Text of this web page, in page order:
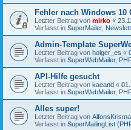
Fehler nach Windows 10
Letzter Beitrag von mirko «
Verfasst in SuperMailer,
Admin-Template
Letzter Beitrag von holger_es «
Verfasst in SuperWebMailer,
API-Hilfe gesucht
Letzter Beitrag von kaeand «
Verfasst in SuperWebMailer,
Alles super!
Letzter Beitrag von
Verfasst in SuperMailingList